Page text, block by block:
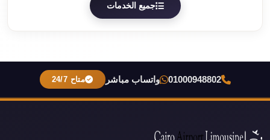
جميع الخدمات
01000948802 واتساب مباشر متاح 24/7